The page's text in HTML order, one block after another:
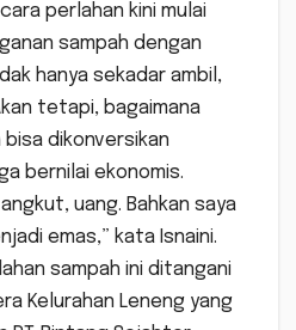
perlahan kini mulai
sampah dengan
hanya sekadar ambil,
tetapi, bagaimana
dikonversikan
bernilai ekonomis.
uang. Bahkan saya
emas,” kata Isnaini.
sampah ini ditangani
Kelurahan Leneng yang